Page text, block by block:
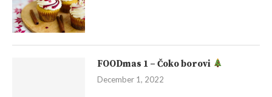
FOODmas 1 – Čoko borovi
December 1, 2022